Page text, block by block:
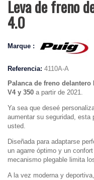
Leva de freno
4.0
Marque :
Referencia: 4110A-A
Palanca de freno
V4 y 350 a partir de 2021.
Ya sea que deseé
aumentar su seguridad, esta
usted.
Diseñada para adaptarse
un agarre óptimo y un
mecanismo plegable limita
A la vez moderna y